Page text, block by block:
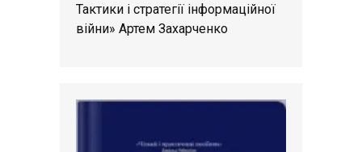
Тактики і стратегії інформаційної
війни» Артем Захарченко